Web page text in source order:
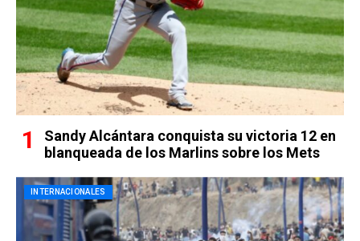
Sandy Alcántara conquista su victoria 12 en
blanqueada de los Marlins sobre los Mets
INTERNACIONALES